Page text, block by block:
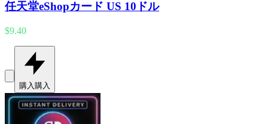
任天堂eShopカード US 10ドル
$9.40
購入 購入